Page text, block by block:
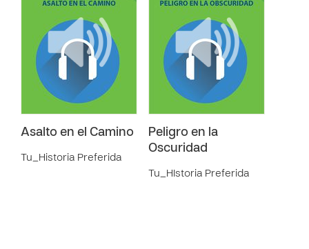
Asalto en el Camino
Tu_Historia Preferida
Peligro en la
Oscuridad
Tu_HIstoria Preferida